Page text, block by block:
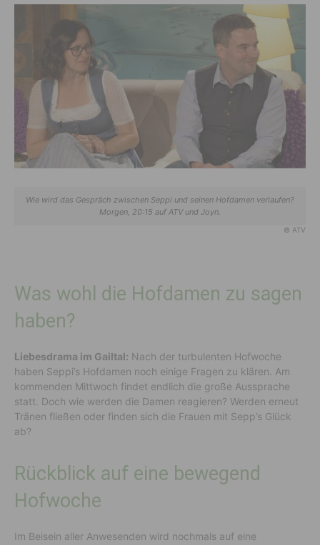
Wie wird das Gespräch zwischen Seppi und seinen Hofdamen verlaufen?
Morgen, 20:15 auf ATV und Joyn.
© ATV
Was wohl die Hofdamen zu sagen
haben?
Liebesdrama im Gailtal: Nach der turbulenten Hofwoche
haben Seppi’s Hofdamen noch einige Fragen zu klären. Am
kommenden Mittwoch findet endlich die große Aussprache
statt. Doch wie werden die Damen reagieren? Werden erneut
Tränen fließen oder finden sich die Frauen mit Sepp’s Glück
ab?
Rückblick auf eine bewegend
Hofwoche
Im Beisein aller Anwesenden wird nochmals auf eine